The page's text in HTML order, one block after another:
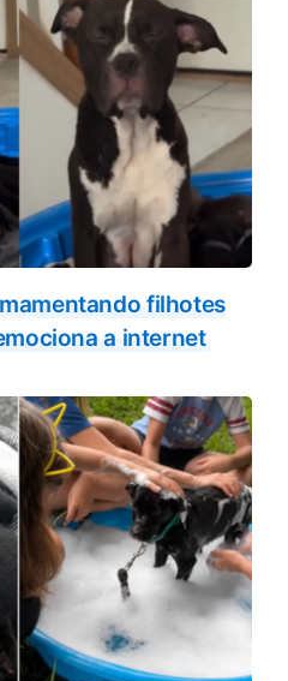
filhotes
a internet